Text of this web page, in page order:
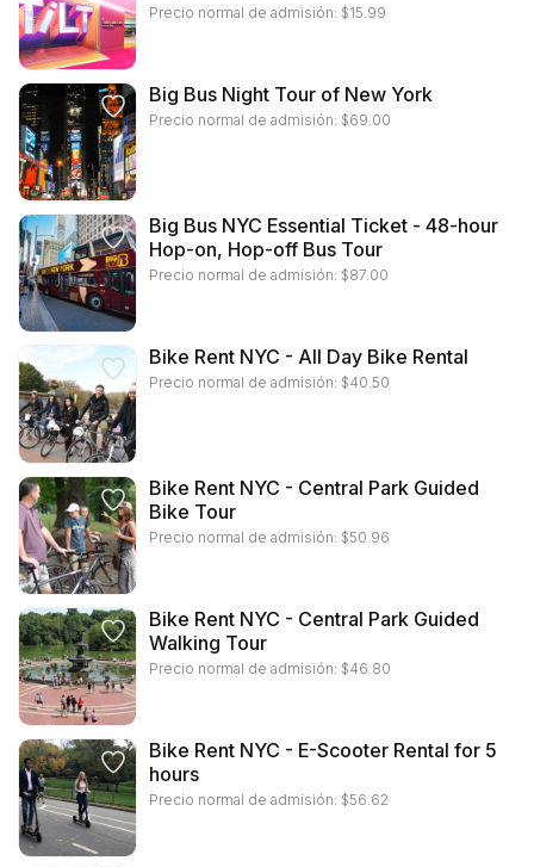
Precio normal de admisión: $15.99
Big Bus Night Tour of New York
Precio normal de admisión: $69.00
Big Bus NYC Essential Ticket - 48-hour
Hop-on, Hop-off Bus Tour
Precio normal de admisión: $87.00
Bike Rent NYC - All Day Bike Rental
Precio normal de admisión: $40.50
Bike Rent NYC - Central Park Guided
Bike Tour
Precio normal de admisión: $50.96
Bike Rent NYC - Central Park Guided
Walking Tour
Precio normal de admisión: $46.80
Bike Rent NYC - E-Scooter Rental for 5
hours
Precio normal de admisión: $56.62